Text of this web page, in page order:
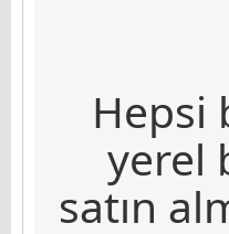
Hepsi
yerel
satın